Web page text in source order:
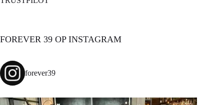
FOREVER 39 OP INSTAGRAM
forever39